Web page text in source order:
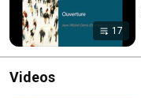
17
Videos